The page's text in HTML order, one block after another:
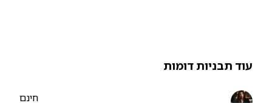
תבניות דומות